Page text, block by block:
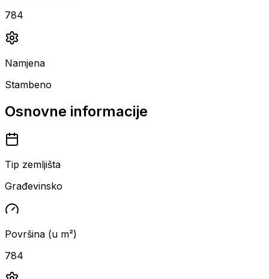
784
Namjena
Stambeno
Osnovne informacije
Tip zemljišta
Građevinsko
Površina (u m²)
784